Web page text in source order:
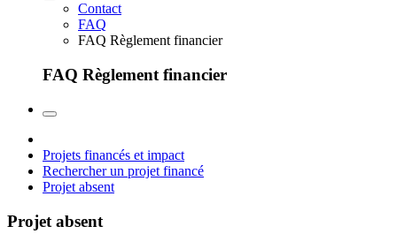
Contact
FAQ
FAQ Règlement financier
FAQ Règlement financier
Projets financés et impact
Rechercher un projet financé
Projet absent
Projet absent